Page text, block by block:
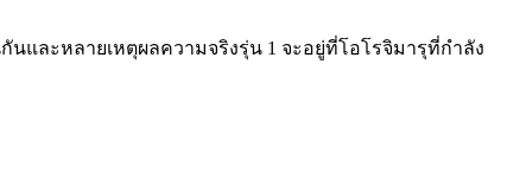
และหลายเหตุผลความจริงรุ่น 1 จะอยู่ที่โอโรจิมารุที่กำลัง